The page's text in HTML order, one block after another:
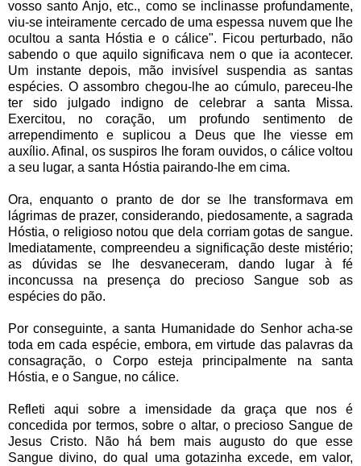
vosso santo Anjo, etc., como se inclinasse profundamente,
viu-se inteiramente cercado de uma espessa nuvem que lhe
ocultou a santa Hóstia e o cálice". Ficou perturbado, não
sabendo o que aquilo significava nem o que ia acontecer.
Um instante depois, mão invisível suspendia as santas
espécies. O assombro chegou-lhe ao cúmulo, pareceu-lhe
ter sido julgado indigno de celebrar a santa Missa.
Exercitou, no coração, um profundo sentimento de
arrependimento e suplicou a Deus que lhe viesse em
auxílio. Afinal, os suspiros lhe foram ouvidos, o cálice voltou
a seu lugar, a santa Hóstia pairando-lhe em cima.
Ora, enquanto o pranto de dor se lhe transformava em
lágrimas de prazer, considerando, piedosamente, a sagrada
Hóstia, o religioso notou que dela corriam gotas de sangue.
Imediatamente, compreendeu a significação deste mistério;
as dúvidas se lhe desvaneceram, dando lugar à fé
inconcussa na presença do precioso Sangue sob as
espécies do pão.
Por conseguinte, a santa Humanidade do Senhor acha-se
toda em cada espécie, embora, em virtude das palavras da
consagração, o Corpo esteja principalmente na santa
Hóstia, e o Sangue, no cálice.
Refleti aqui sobre a imensidade da graça que nos é
concedida por termos, sobre o altar, o precioso Sangue de
Jesus Cristo. Não há bem mais augusto do que esse
Sangue divino, do qual uma gotazinha excede, em valor,